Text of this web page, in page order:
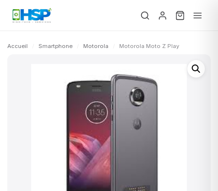
Accueil Smartphone Motorola Motorola Moto Z Play